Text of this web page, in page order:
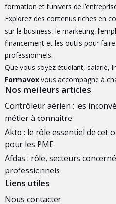
formation et l’univers de
Explorez des contenus riches en
sur le business, le marketing,
financement et les outils pour
professionnels.
Que vous soyez étudiant, salarié,
Formavox vous accompagne à
Nos meilleurs articles
Contrôleur aérien : les
métier à connaître
Akto : le rôle essentiel de cet
pour les PME
Afdas : rôle, secteurs
professionnels
Liens utiles
Nous contacter